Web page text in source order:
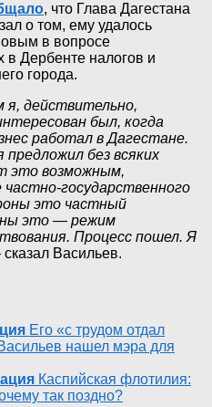
, что Глава Дагестана
о том, ему удалось
в вопросе
Дербенте налогов и
города.
действительно,
был, когда
работал в Дагестане.
без всяких
это возможным,
государственного
это частный
это — режим
Процесс пошел. Я
Васильев.
Его «с трудом отдал
нашел мэра для
Каспийская флотилия:
так поздно?